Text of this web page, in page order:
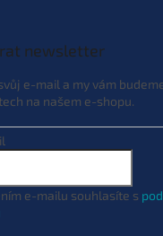
Můžeme doručit do:
newsletter
e-mail a my vám
na našem e-shopu.
e-mailu souhlasíte s